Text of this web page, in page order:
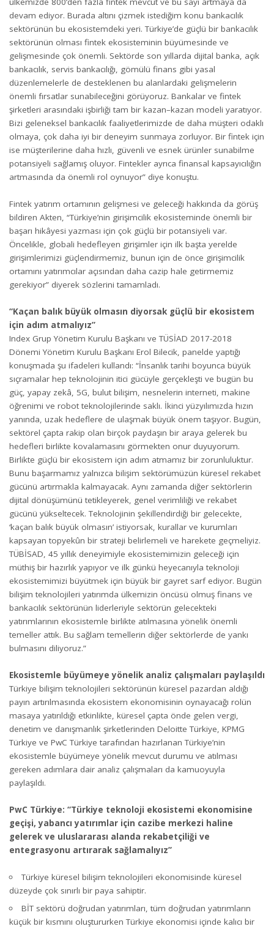
devam ediyor. Burada altını çizmek istediğim konu bankacılık
sektörünün bu ekosistemdeki yeri. Türkiye’de güçlü bir bankacılık
sektörünün olması fintek ekosisteminin büyümesinde ve
gelişmesinde çok önemli. Sektörde son yıllarda dijital banka, açık
bankacılık, servis bankacılığı, gömülü finans gibi yasal
düzenlemelerle de desteklenen bu alanlardaki gelişmelerin
önemli fırsatlar sunabileceğini görüyoruz. Bankalar ve fintek
şirketleri arasındaki işbirliği tam bir kazan–kazan modeli yaratıyor.
Bizi geleneksel bankacılık faaliyetlerimizde de daha müşteri odaklı
olmaya, çok daha iyi bir deneyim sunmaya zorluyor. Bir fintek için
ise müşterilerine daha hızlı, güvenli ve esnek ürünler sunabilme
potansiyeli sağlamış oluyor. Fintekler ayrıca finansal kapsayıcılığın
artmasında da önemli rol oynuyor” diye konuştu.
Fintek yatırım ortamının gelişmesi ve geleceği hakkında da görüş
bildiren Akten, “Türkiye’nin girişimcilik ekosisteminde önemli bir
başarı hikâyesi yazması için çok güçlü bir potansiyeli var.
Öncelikle, globali hedefleyen girişimler için ilk başta yerelde
girişimlerimizi güçlendirmemiz, bunun için de önce girişimcilik
ortamını yatırımcılar açısından daha cazip hale getirmemiz
gerekiyor” diyerek sözlerini tamamladı.
“Kaçan balık büyük olmasın diyorsak güçlü bir ekosistem
için adım atmalıyız”
Index Grup Yönetim Kurulu Başkanı ve TÜSİAD 2017-2018
Dönemi Yönetim Kurulu Başkanı Erol Bilecik, panelde yaptığı
konuşmada şu ifadeleri kullandı: “İnsanlık tarihi boyunca büyük
sıçramalar hep teknolojinin itici gücüyle gerçekleşti ve bugün bu
güç, yapay zekâ, 5G, bulut bilişim, nesnelerin interneti, makine
öğrenimi ve robot teknolojilerinde saklı. İkinci yüzyılımızda hızın
yanında, uzak hedeflere de ulaşmak büyük önem taşıyor. Bugün,
sektörel çapta rakip olan birçok paydaşın bir araya gelerek bu
hedefleri birlikte kovalamasını görmekten onur duyuyorum.
Birlikte güçlü bir ekosistem için adım atmamız bir zorunluluktur.
Bunu başarmamız yalnızca bilişim sektörümüzün küresel rekabet
gücünü artırmakla kalmayacak. Aynı zamanda diğer sektörlerin
dijital dönüşümünü tetikleyerek, genel verimliliği ve rekabet
gücünü yükseltecek. Teknolojinin şekillendirdiği bir gelecekte,
‘kaçan balık büyük olmasın’ istiyorsak, kurallar ve kurumları
kapsayan topyekûn bir strateji belirlemeli ve harekete geçmeliyiz.
TÜBİSAD, 45 yıllık deneyimiyle ekosistemimizin geleceği için
müthiş bir hazırlık yapıyor ve ilk günkü heyecanıyla teknoloji
ekosistemimizi büyütmek için büyük bir gayret sarf ediyor. Bugün
bilişim teknolojileri yatırımda ülkemizin öncüsü olmuş finans ve
bankacılık sektörünün liderleriyle sektörün gelecekteki
yatırımlarının ekosistemle birlikte atılmasına yönelik önemli
temeller attık. Bu sağlam temellerin diğer sektörlerde de yankı
bulmasını diliyoruz.”
Ekosistemle büyümeye yönelik analiz çalışmaları paylaşıldı
Türkiye bilişim teknolojileri sektörünün küresel pazardan aldığı
payın artırılmasında ekosistem ekonomisinin oynayacağı rolün
masaya yatırıldığı etkinlikte, küresel çapta önde gelen vergi,
denetim ve danışmanlık şirketlerinden Deloitte Türkiye, KPMG
Türkiye ve PwC Türkiye tarafından hazırlanan Türkiye’nin
ekosistemle büyümeye yönelik mevcut durumu ve atılması
gereken adımlara dair analiz çalışmaları da kamuoyuyla
paylaşıldı.
PwC Türkiye: “Türkiye teknoloji ekosistemi ekonomisine
geçişi, yabancı yatırımlar için cazibe merkezi haline
gelerek ve uluslararası alanda rekabetçiliği ve
entegrasyonu artırarak sağlamalıyız”
Türkiye küresel bilişim teknolojileri ekonomisinde küresel
düzeyde çok sınırlı bir paya sahiptir.
BİT sektörü doğrudan yatırımları, tüm doğrudan yatırımların
küçük bir kısmını oluştururken Türkiye ekonomisi içinde kalıcı bir